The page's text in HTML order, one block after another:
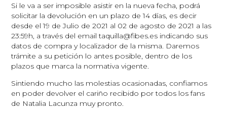
Si le va a ser imposible asistir en la nueva fecha, podrá
solicitar la devolución en un plazo de 14 días, es decir
desde el 19 de Julio de 2021 al 02 de agosto de 2021 a las
23:59h, a través del email taquilla@fibes.es indicando sus
datos de compra y localizador de la misma. Daremos
trámite a su petición lo antes posible, dentro de los
plazos que marca la normativa vigente.
Sintiendo mucho las molestias ocasionadas, confiamos
en poder devolver el cariño recibido por todos los fans
de Natalia Lacunza muy pronto.